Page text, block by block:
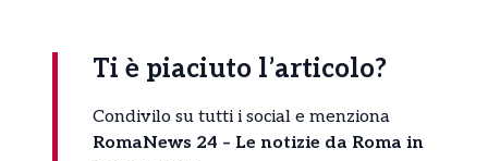
Ti è piaciuto l’articolo?
Condivilo su tutti i social e menziona
RomaNews 24 – Le notizie da Roma in